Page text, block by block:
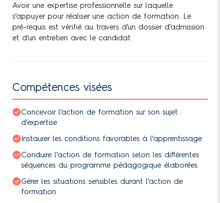
Avoir une expertise professionnelle sur laquelle
s’appuyer pour réaliser une action de formation. Le
pré-requis est vérifié au travers d’un dossier d’admission
et d’un entretien avec le candidat
Compétences visées
Concevoir l’action de formation sur son sujet
d’expertise
Instaurer les conditions favorables à l’apprentissage
Conduire l’action de formation selon les différentes
séquences du programme pédagogique élaborées
Gérer les situations sensibles durant l’action de
formation